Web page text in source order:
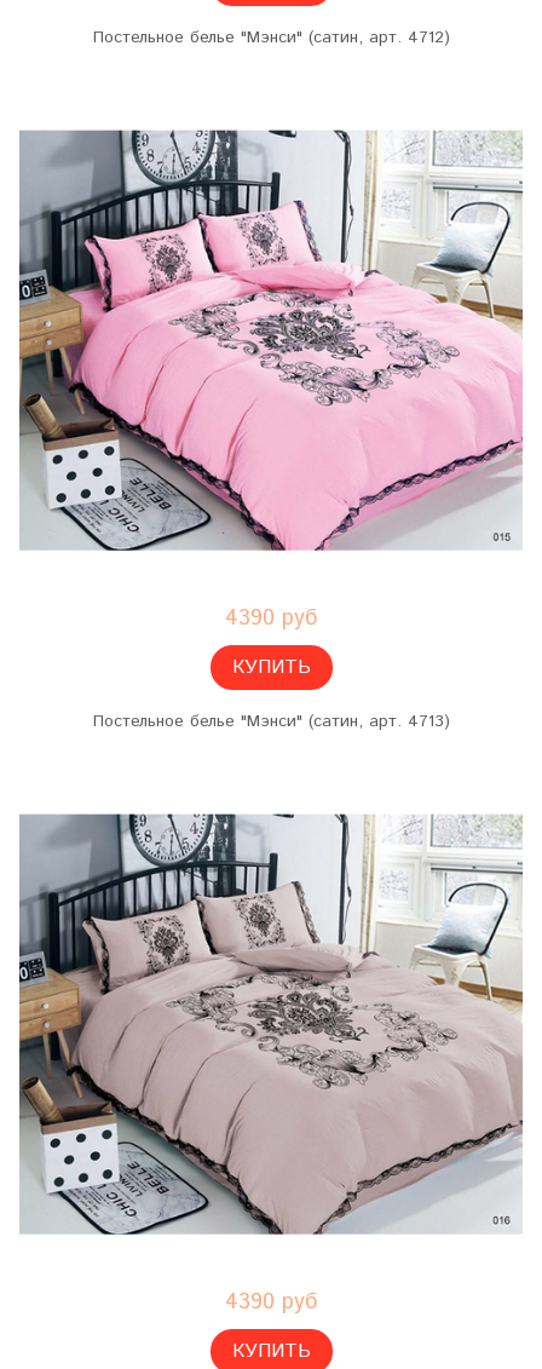
Постельное белье "Мэнси" (сатин, арт. 4712)
4390 руб
КУПИТЬ
Постельное белье "Мэнси" (сатин, арт. 4713)
4390 руб
КУПИТЬ